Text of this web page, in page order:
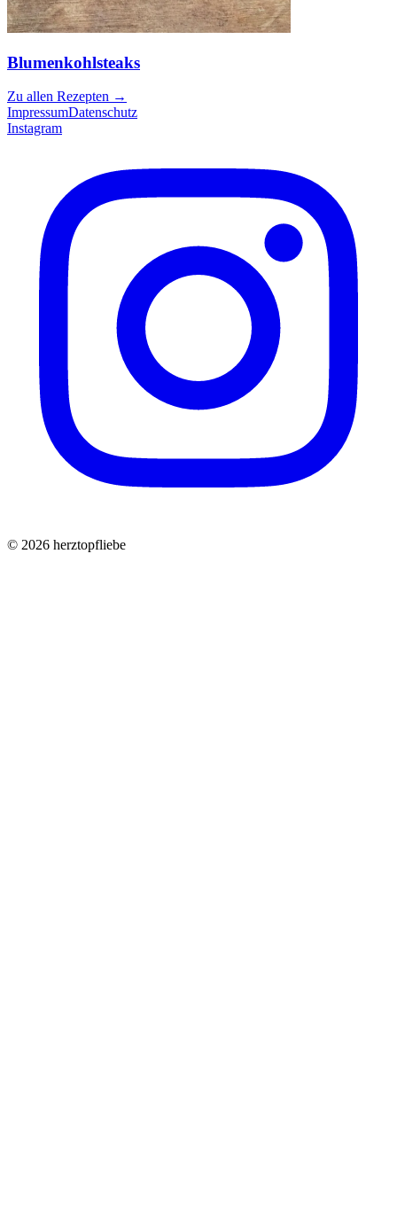
Blumenkohlsteaks
Zu allen Rezepten →
ImpressumDatenschutz
Instagram
© 2026 herztopfliebe